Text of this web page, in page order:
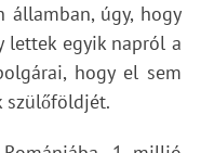
államban, úgy, hogy
lettek egyik napról a
hogy el sem
szülőföldjét.